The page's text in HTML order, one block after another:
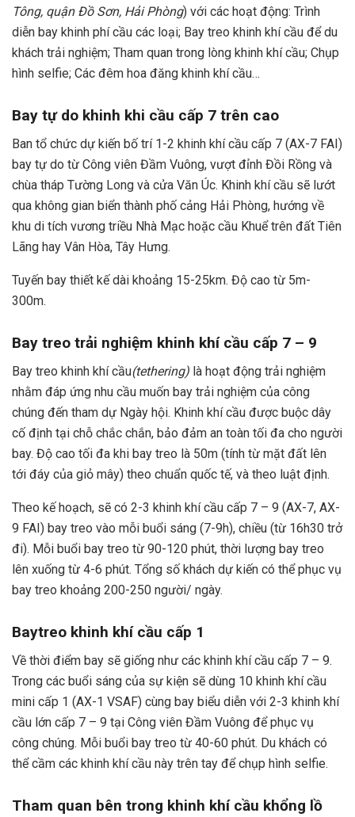
Tông, quận Đồ Sơn, Hải Phòng) với các hoạt động: Trình
diễn bay khinh phí cầu các loại; Bay treo khinh khí cầu để du
khách trải nghiệm; Tham quan trong lòng khinh khí cầu; Chụp
hình selfie; Các đêm hoa đăng khinh khí cầu…
Bay tự do khinh khi cầu cấp 7 trên cao
Ban tổ chức dự kiến bố trí 1-2 khinh khí cầu cấp 7 (AX-7 FAI)
bay tự do từ Công viên Đầm Vuông, vượt đỉnh Đồi Rồng và
chùa tháp Tường Long và cửa Văn Úc. Khinh khí cầu sẽ lướt
qua không gian biển thành phố cảng Hải Phòng, hướng về
khu di tích vương triều Nhà Mạc hoặc cầu Khuể trên đất Tiên
Lãng hay Vân Hòa, Tây Hưng.
Tuyến bay thiết kế dài khoảng 15-25km. Độ cao từ 5m-
300m.
Bay treo trải nghiệm khinh khí cầu cấp 7 – 9
Bay treo khinh khí cầu(tethering) là hoạt động trải nghiệm
nhằm đáp ứng nhu cầu muốn bay trải nghiệm của công
chúng đến tham dự Ngày hội. Khinh khí cầu được buộc dây
cố định tại chỗ chắc chắn, bảo đảm an toàn tối đa cho người
bay. Độ cao tối đa khi bay treo là 50m (tính từ mặt đất lên
tới đáy của giỏ mây) theo chuẩn quốc tế, và theo luật định.
Theo kế hoạch, sẽ có 2-3 khinh khí cầu cấp 7 – 9 (AX-7, AX-
9 FAI) bay treo vào mỗi buổi sáng (7-9h), chiều (từ 16h30 trở
đi). Mỗi buổi bay treo từ 90-120 phút, thời lượng bay treo
lên xuống từ 4-6 phút. Tổng số khách dự kiến có thể phục vụ
bay treo khoảng 200-250 người/ ngày.
Baytreo khinh khí cầu cấp 1
Về thời điểm bay sẽ giống như các khinh khí cầu cấp 7 – 9.
Trong các buổi sáng của sự kiện sẽ dùng 10 khinh khí cầu
mini cấp 1 (AX-1 VSAF) cùng bay biểu diễn với 2-3 khinh khí
cầu lớn cấp 7 – 9 tại Công viên Đầm Vuông để phục vụ
công chúng. Mỗi buổi bay treo từ 40-60 phút. Du khách có
thể cầm các khinh khí cầu này trên tay để chụp hình selfie.
Tham quan bên trong khinh khí cầu khổng lồ